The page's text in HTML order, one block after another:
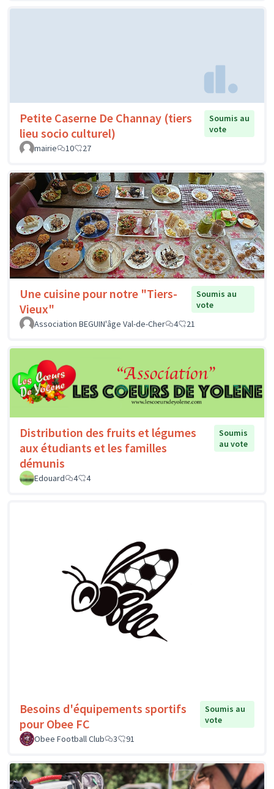
Petite Caserne De Channay (tiers
lieu socio culturel)
Soumis au
vote
mairie
10 27
Une cuisine pour notre "Tiers-
Vieux"
Soumis au
vote
Association BEGUIN'âge Val-de-Cher
4 21
Distribution des fruits et légumes
aux étudiants et les familles
démunis
Soumis
au vote
Edouard 4 4
Besoins d'équipements sportifs
pour Obee FC
Soumis au
vote
Obee Football Club
3 91